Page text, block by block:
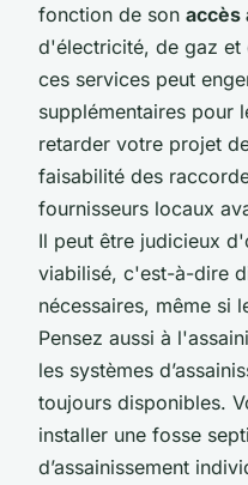
fonction de son accès
d'électricité, de gaz et
ces services peut
supplémentaires pour
retarder votre projet
faisabilité des
fournisseurs locaux
Il peut être judicieux
viabilisé, c'est-à-dire
nécessaires, même si
Pensez aussi à
les systèmes
toujours disponibles.
installer une fosse
d’assainissement